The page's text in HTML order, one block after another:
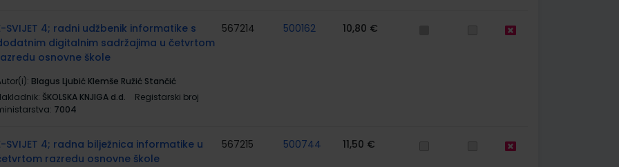
SVIJET 4; radni udžbenik informatike s
digitalnim sadržajima u četvrtom
osnovne škole
Blagus Ljubić Klemše Ružić Stančić
ŠKOLSKA KNJIGA d.d.
Registarski broj
7004
567214 500162 10,80 €
SVIJET 4; radna bilježnica informatike u
razredu osnovne škole
567215 500744 11,50 €